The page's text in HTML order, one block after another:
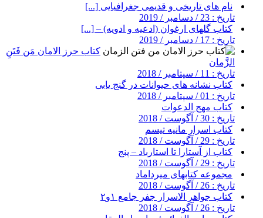
نام های تاریخی و قدیمی جغرافیایی [...]
تاریخ : 23 / دسامبر / 2019
کتاب گلهای ارغوان (ادعیه و ادویه) – [...]
تاریخ : 17 / دسامبر / 2019
کتاب حرز الامان مَن فَتَنِ
الزَّمان
تاریخ : 11 / سپتامبر / 2018
کتاب نشانه های حیوانات در گنج یابی
تاریخ : 01 / سپتامبر / 2018
کتاب مهج الدعوات
تاریخ : 30 / آگوست / 2018
کتاب اسرار مانیه تیسم
تاریخ : 29 / آگوست / 2018
کتاب از آستارا تا استارباد – پنج
تاریخ : 29 / آگوست / 2018
مجموعه کتابهای میرداماد
تاریخ : 26 / آگوست / 2018
کتاب جواهر الاسرار جفر جامع ۱و۲
تاریخ : 26 / آگوست / 2018